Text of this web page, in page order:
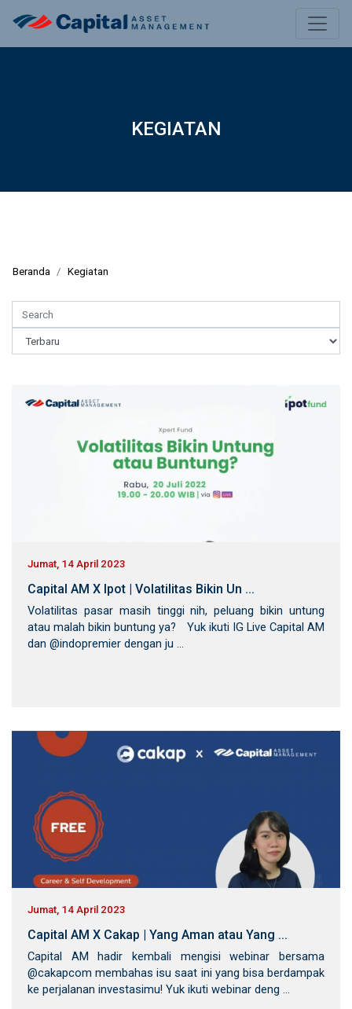
KEGIATAN
Beranda Kegiatan
Jumat, 14 April 2023
Capital AM X Ipot | Volatilitas Bikin Un ...
Volatilitas pasar masih tinggi nih, peluang bikin untung
atau malah bikin buntung ya? Yuk ikuti IG Live Capital AM
dan @indopremier dengan ju ...
Jumat, 14 April 2023
Capital AM X Cakap | Yang Aman atau Yang ...
Capital AM hadir kembali mengisi webinar bersama
@cakapcom membahas isu saat ini yang bisa berdampak
ke perjalanan investasimu! Yuk ikuti webinar deng ...